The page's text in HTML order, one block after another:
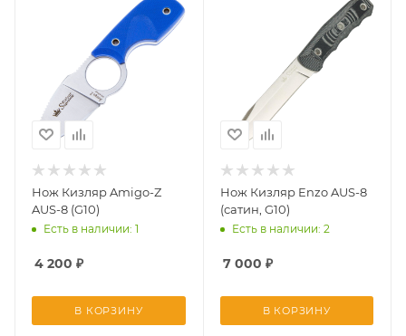
Нож Кизляр Amigo-Z
AUS-8 (G10)
Есть в наличии: 1
4 200 ₽
В КОРЗИНУ
Нож Кизляр Enzo AUS-8
(сатин, G10)
Есть в наличии: 2
7 000 ₽
В КОРЗИНУ